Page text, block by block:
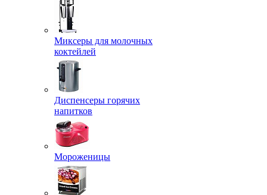
Миксеры для молочных
коктейлей
Диспенсеры горячих
напитков
Мороженицы